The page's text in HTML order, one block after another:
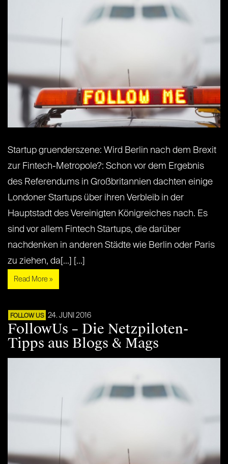
Startup gruenderszene: Wird Berlin nach dem Brexit
zur Fintech-Metropole?: Schon vor dem Ergebnis
des Referendums in Großbritannien dachten einige
Londoner Startups über ihren Verbleib in der
Hauptstadt des Vereinigten Königreiches nach. Es
sind vor allem Fintech Startups, die darüber
nachdenken in anderen Städte wie Berlin oder Paris
zu ziehen, da[...] [...]
Read More »
FOLLOW US 24. JUNI 2016
FollowUs – Die Netzpiloten-
Tipps aus Blogs & Mags